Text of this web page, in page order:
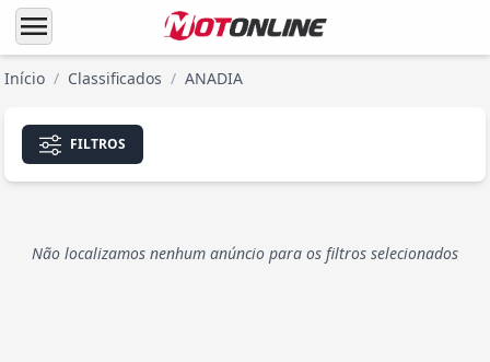
menu
Início / Classificados / ANADIA
FILTROS
Não localizamos nenhum anúncio para os filtros selecionados